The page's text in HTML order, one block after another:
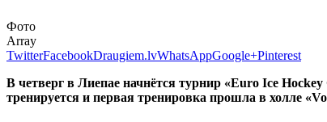
Фото
Array
TwitterFacebookDraugiem.lvWhatsAppGoogle+Pinterest
В четверг в Лиепае начнётся турнир «Euro Ice
тренируется и первая тренировка прошла в холле